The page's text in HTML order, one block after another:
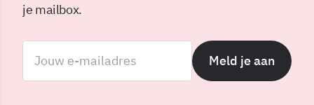
je mailbox.
Meld je aan